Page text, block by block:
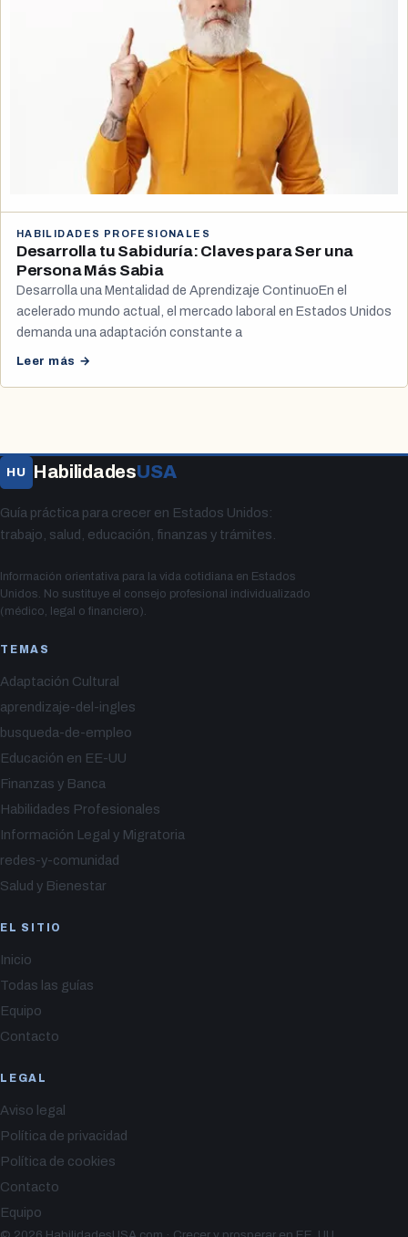
HABILIDADES PROFESIONALES
Desarrolla tu Sabiduría: Claves para Ser una
Persona Más Sabia
Desarrolla una Mentalidad de Aprendizaje ContinuoEn el
acelerado mundo actual, el mercado laboral en Estados Unidos
demanda una adaptación constante a
Leer más →
HU HabilidadesUSA
Guía práctica para crecer en Estados Unidos:
trabajo, salud, educación, finanzas y trámites.
Información orientativa para la vida cotidiana en Estados
Unidos. No sustituye el consejo profesional individualizado
(médico, legal o financiero).
TEMAS
Adaptación Cultural
aprendizaje-del-ingles
busqueda-de-empleo
Educación en EE-UU
Finanzas y Banca
Habilidades Profesionales
Información Legal y Migratoria
redes-y-comunidad
Salud y Bienestar
EL SITIO
Inicio
Todas las guías
Equipo
Contacto
LEGAL
Aviso legal
Política de privacidad
Política de cookies
Contacto
Equipo